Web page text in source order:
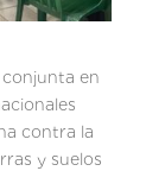
en
contra la
y suelos